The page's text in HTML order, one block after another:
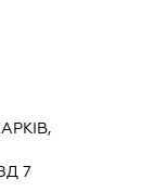
7